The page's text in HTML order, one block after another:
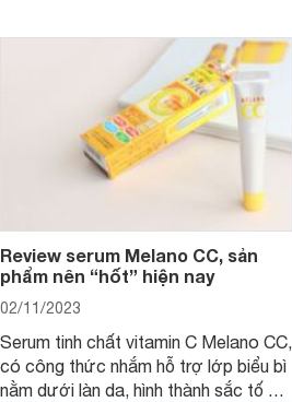
Review serum Melano CC, sản
phẩm nên “hốt” hiện nay
02/11/2023
Serum tinh chất vitamin C Melano CC,
có công thức nhắm hỗ trợ lớp biểu bì
nằm dưới làn da, hình thành sắc tố da,